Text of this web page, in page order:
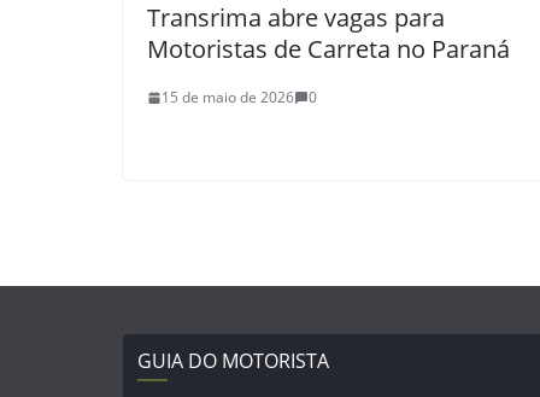
Transrima abre vagas para
Motoristas de Carreta no Paraná
15 de maio de 2026 0
GUIA DO MOTORISTA